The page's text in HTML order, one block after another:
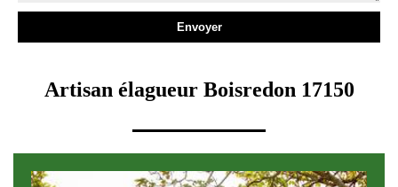
Artisan élagueur Boisredon 17150